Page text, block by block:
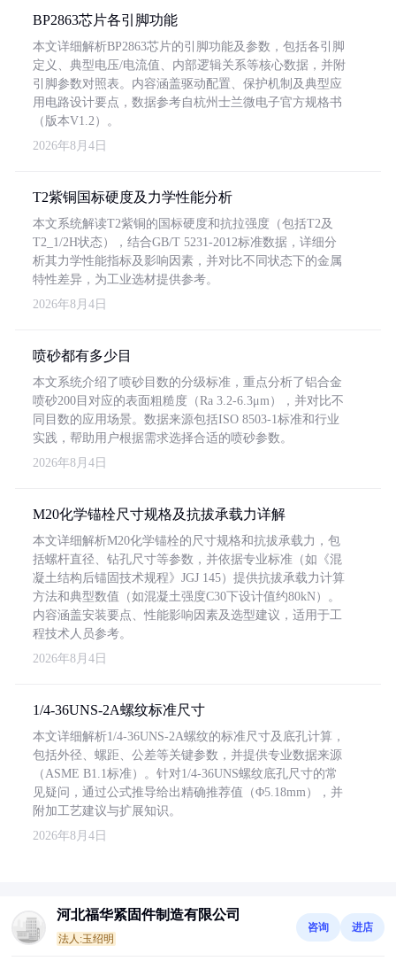
BP2863芯片各引脚功能
本文详细解析BP2863芯片的引脚功能及参数，包括各引脚
定义、典型电压/电流值、内部逻辑关系等核心数据，并附
引脚参数对照表。内容涵盖驱动配置、保护机制及典型应
用电路设计要点，数据参考自杭州士兰微电子官方规格书
（版本V1.2）。
2026年8月4日
T2紫铜国标硬度及力学性能分析
本文系统解读T2紫铜的国标硬度和抗拉强度（包括T2及
T2_1/2H状态），结合GB/T 5231-2012标准数据，详细分
析其力学性能指标及影响因素，并对比不同状态下的金属
特性差异，为工业选材提供参考。
2026年8月4日
喷砂都有多少目
本文系统介绍了喷砂目数的分级标准，重点分析了铝合金
喷砂200目对应的表面粗糙度（Ra 3.2-6.3μm），并对比不
同目数的应用场景。数据来源包括ISO 8503-1标准和行业
实践，帮助用户根据需求选择合适的喷砂参数。
2026年8月4日
M20化学锚栓尺寸规格及抗拔承载力详解
本文详细解析M20化学锚栓的尺寸规格和抗拔承载力，包
括螺杆直径、钻孔尺寸等参数，并依据专业标准（如《混
凝土结构后锚固技术规程》JGJ 145）提供抗拔承载力计算
方法和典型数值（如混凝土强度C30下设计值约80kN）。
内容涵盖安装要点、性能影响因素及选型建议，适用于工
程技术人员参考。
2026年8月4日
1/4-36UNS-2A螺纹标准尺寸
本文详细解析1/4-36UNS-2A螺纹的标准尺寸及底孔计算，
包括外径、螺距、公差等关键参数，并提供专业数据来源
（ASME B1.1标准）。针对1/4-36UNS螺纹底孔尺寸的常
见疑问，通过公式推导给出精确推荐值（Φ5.18mm），并
附加工艺建议与扩展知识。
2026年8月4日
河北福华紧固件制造有限公司
法人:玉绍明
咨询 进店